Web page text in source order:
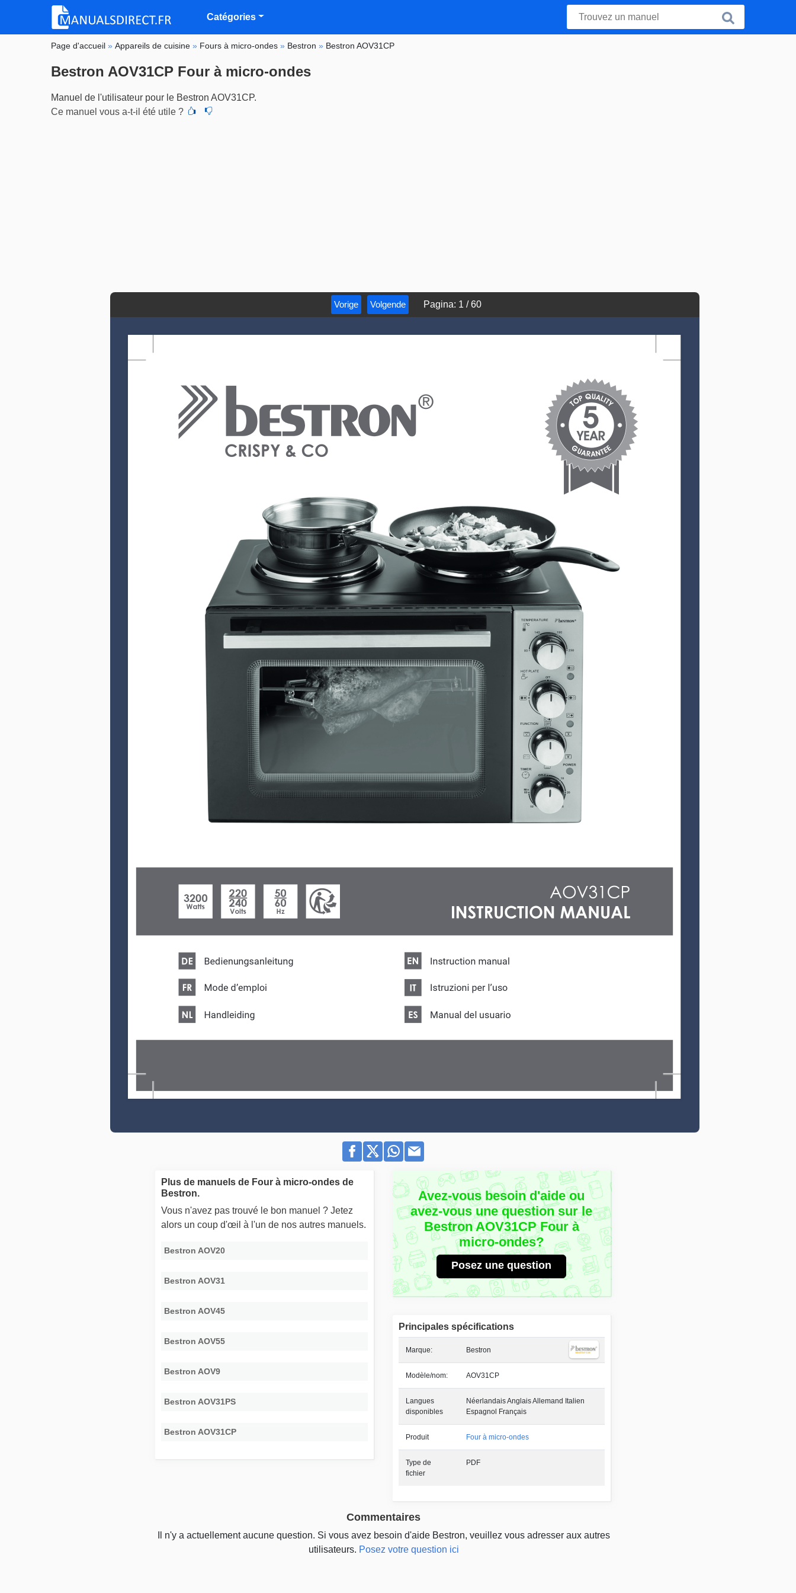
Catégories
Page d'accueil »Appareils de cuisine » Fours à micro-ondes » Bestron » Bestron AOV31CP
Bestron AOV31CP Four à micro-ondes
Manuel de l'utilisateur pour le Bestron AOV31CP.
Ce manuel vous a-t-il été utile ?
Vorige Volgende Pagina: 1 /60
Avez-vous besoin d'aide ou
avez-vous une question sur le
Bestron AOV31CP Four à
micro-ondes?
Posez une question
Principales spécifications
Marque: Bestron
Modèle/nom: AOV31CP
Langues
disponibles
Néerlandais Anglais Allemand Italien
Espagnol Français
Produit Four à micro-ondes
Type de
fichier
PDF
Plus de manuels de Four à micro-ondes de
Bestron.
Vous n'avez pas trouvé le bon manuel ? Jetez
alors un coup d'œil à l'un de nos autres manuels.
Bestron AOV20
Bestron AOV31
Bestron AOV45
Bestron AOV55
Bestron AOV9
Bestron AOV31PS
Bestron AOV31CP
Commentaires
Il n'y a actuellement aucune question. Si vous avez besoin d'aide Bestron, veuillez vous adresser aux autres
utilisateurs. Posez votre question ici